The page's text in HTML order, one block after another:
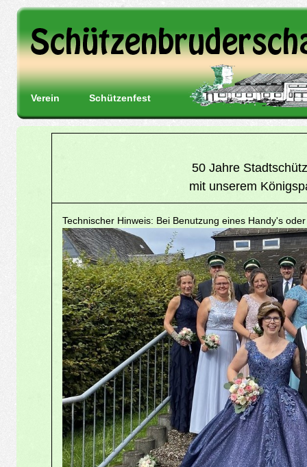
Verein Schützenfest
50 Jahre
mit unserem
Technischer Hinweis: Bei Benutzung eines Handy's